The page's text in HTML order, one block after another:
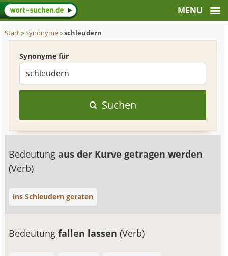
Start»Synonyme»schleudern
Synonyme für
Suchen
Bedeutungaus der Kurve getragen werden
(Verb)
ins Schleudern geraten
Bedeutungfallen lassen(Verb)